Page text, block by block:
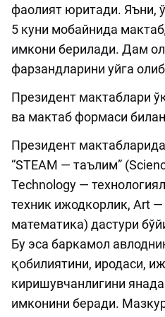
фаолият юритади. Яъни,
5 куни мобайнида
имкони берилади. Дам
фарзандларини уйга
Президент мактаблари
ва мактаб формаси
Президент
“STEAM — таълим”
Technology —
техник ижодкорлик, Art
математика) дастури
Бу эса баркамол
қобилиятини, иродаси,
киришувчанлигини
имконини беради.